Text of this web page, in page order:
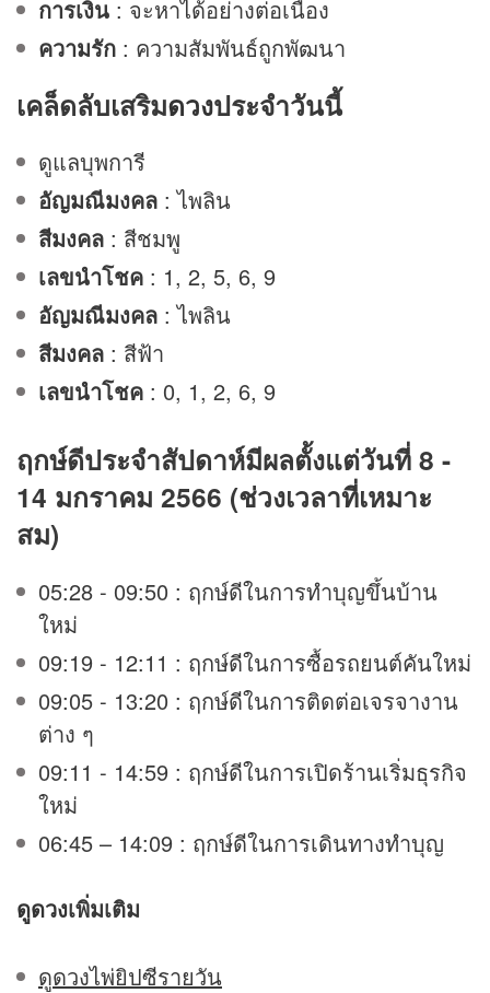
การเงิน : จะหาได้อย่างต่อเนื่อง
ความรัก : ความสัมพันธ์ถูกพัฒนา
เคล็ดลับเสริมดวงประจำวันนี้
ดูแลบุพการี
อัญมณีมงคล : ไพลิน
สีมงคล : สีชมพู
เลขนำโชค : 1, 2, 5, 6, 9
อัญมณีมงคล : ไพลิน
สีมงคล : สีฟ้า
เลขนำโชค : 0, 1, 2, 6, 9
ฤกษ์ดีประจำสัปดาห์มีผลตั้งแต่วันที่ 8 -
14 มกราคม 2566 (ช่วงเวลาที่เหมาะ
สม)
05:28 - 09:50 : ฤกษ์ดีในการทำบุญขึ้นบ้าน
ใหม่
09:19 - 12:11 : ฤกษ์ดีในการซื้อรถยนต์คันใหม่
09:05 - 13:20 : ฤกษ์ดีในการติดต่อเจรจางาน
ต่าง ๆ
09:11 - 14:59 : ฤกษ์ดีในการเปิดร้านเริ่มธุรกิจ
ใหม่
06:45 – 14:09 : ฤกษ์ดีในการเดินทางทำบุญ
ดูดวงเพิ่มเติม
ดูดวงไพ่ยิปซีรายวัน